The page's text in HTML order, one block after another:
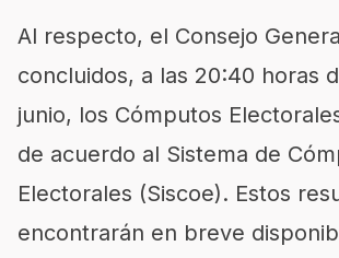
Al respecto, el Consejo
concluidos, a las 20:40 horas
junio, los Cómputos
de acuerdo al Sistema de
Electorales (Siscoe). Estos
encontrarán en breve